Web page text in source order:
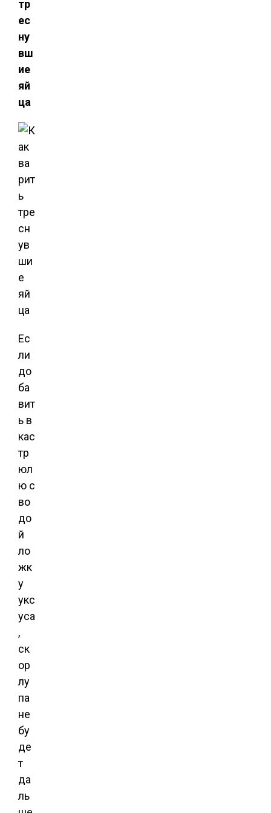
тр
ес
ну
вш
ие
яй
ца
Ес
ли
до
ба
вит
ь в
кас
тр
юл
ю с
во
до
й
ло
жк
у
укс
уса
,
ск
ор
лу
па
не
бу
де
т
да
ль